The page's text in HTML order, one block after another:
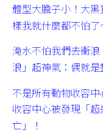
體型大膽子小！大
樣我就什麼都不怕了
淹水不怕我們去衝
浪」超神氣：偶就
不是所有動物收容
收容中心被發現「
亡」！